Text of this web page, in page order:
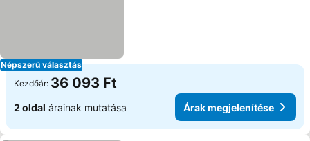
Népszerű választás
Kezdőár: 36 093 Ft
2 oldal árainak mutatása Árak megjelenítése